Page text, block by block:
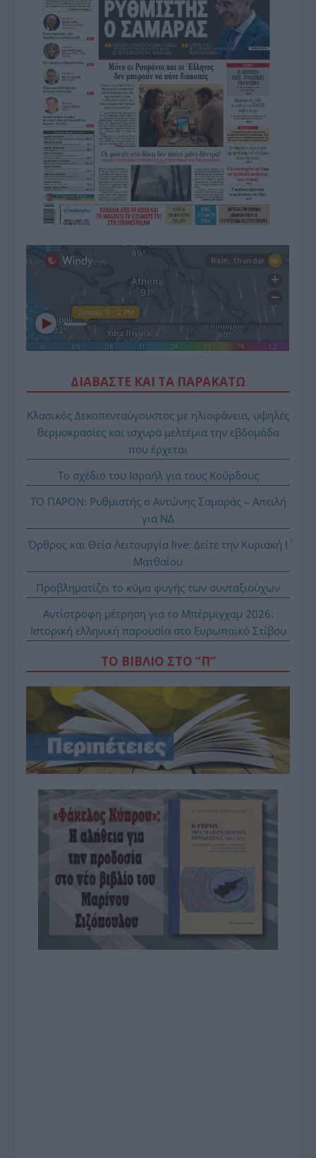
ΔΙΑΒΑΣΤΕ ΚΑΙ ΤΑ ΠΑΡΑΚΑΤΩ
Κλασικός Δεκαπενταύγουστος με ηλιοφάνεια, υψηλές
θερμοκρασίες και ισχυρά μελτέμια την εβδομάδα
που έρχεται
Το σχέδιο του Ισραήλ για τους Κούρδους
ΤΟ ΠΑΡΟΝ: Ρυθμιστής ο Αντώνης Σαμαράς – Απειλή
για ΝΔ
Όρθρος και Θεία Λειτουργία live: Δείτε την Κυριακή Ι΄
Ματθαίου
Προβληματίζει το κύμα φυγής των συνταξιούχων
Αντίστροφη μέτρηση για το Μπέρμιγχαμ 2026:
Ιστορική ελληνική παρουσία στο Ευρωπαϊκό Στίβου
ΤΟ ΒΙΒΛΙΟ ΣΤΟ “Π”